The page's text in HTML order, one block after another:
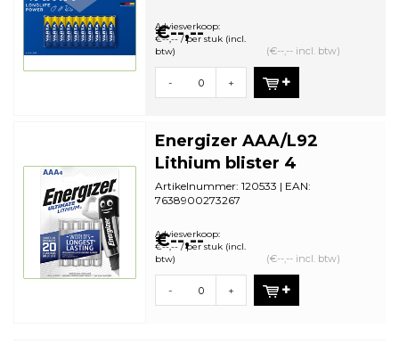
bestelhoeveelheid: 20
€--,--
Adviesverkoop:
€--,-- / per stuk (incl.
btw)
(€--,-- incl. btw)
- +
Energizer AAA/L92
Lithium blister 4
Artikelnummer: 120533 | EAN:
7638900273267
bestelhoeveelheid: 12
€--,--
Adviesverkoop:
€--,-- / per stuk (incl.
btw)
(€--,-- incl. btw)
- +